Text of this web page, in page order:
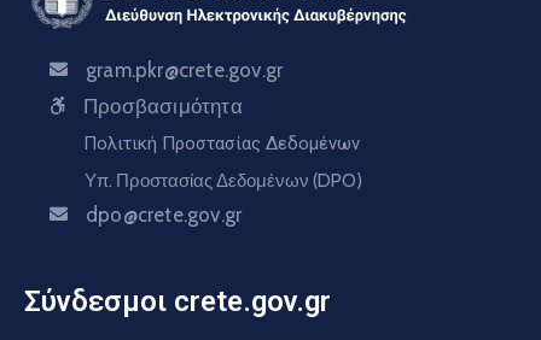
gram.pkr@crete.gov.gr
Προσβασιμότητα
Πολιτική Προστασίας Δεδομένων
Υπ. Προστασίας Δεδομένων (DPO)
dpo@crete.gov.gr
Σύνδεσμοι crete.gov.gr